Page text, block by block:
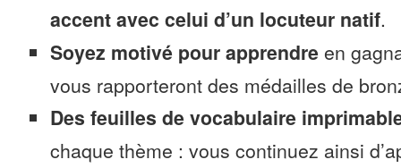
accent avec celui d’un locuteur natif.
Soyez motivé pour apprendre en
vous rapporteront des médailles de
Des feuilles de vocabulaire
chaque thème : vous continuez ainsi